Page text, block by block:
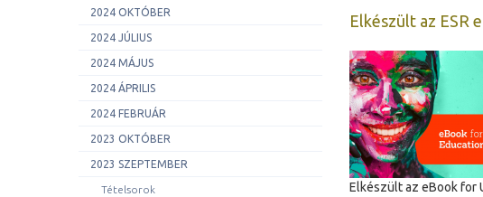
2024 OKTÓBER
2024 JÚLIUS
2024 MÁJUS
2024 ÁPRILIS
2024 FEBRUÁR
2023 OKTÓBER
2023 SZEPTEMBER
Tételsorok
Elkészült az ESR
Elkészült az eBook for